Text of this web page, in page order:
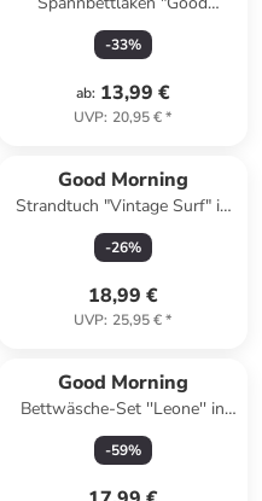
Morning" in Dunkelblau
-33%
ab: 13,99 €
UVP: 20,95 €*
Good Morning
Strandtuch "Vintage Surf" in
Bunt
-26%
18,99 €
UVP: 25,95 €*
Good Morning
Bettwäsche-Set ''Leone'' in
Grau/ Bunt
-59%